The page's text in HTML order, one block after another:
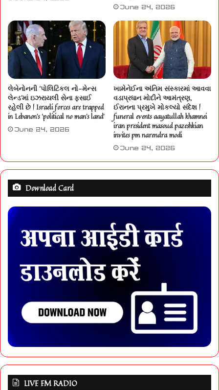
June 24, 2026
લેબેનોનની ‘પોલિટિકલ નો-મેન્સ
લેન્ડ’માં ઇઝરાયલી સેના ફસાઈ
રહેલી છે | Israeli forces are trapped
in Lebanon’s ‘political no man’s land’
June 24, 2026
ખામેનેઈના અંતિમ સંસ્કારમાં આવવા
વડાપ્રધાન મોદીને આમંત્રણ,
ઈરાનના પ્રમુખે મોકલ્યો સંદેશ |
funeral events aayatullah khamnei
iran president masoud pazeshkian
invites pm narendra modi
June 24, 2026
Download Card
LIVE FM RADIO